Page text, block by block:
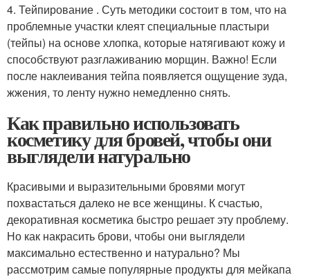
4. Тейпирование . Суть методики состоит в том, что на
проблемные участки клеят специальные пластыри
(тейпы) на основе хлопка, которые натягивают кожу и
способствуют разглаживанию морщин. Важно! Если
после наклеивания тейпа появляется ощущение зуда,
жжения, то ленту нужно немедленно снять.
Как правильно использовать
косметику для бровей, чтобы они
выглядели натурально
Красивыми и выразительными бровями могут
похвастаться далеко не все женщины. К счастью,
декоративная косметика быстро решает эту проблему.
Но как накрасить брови, чтобы они выглядели
максимально естественно и натурально? Мы
рассмотрим самые популярные продукты для мейкапа